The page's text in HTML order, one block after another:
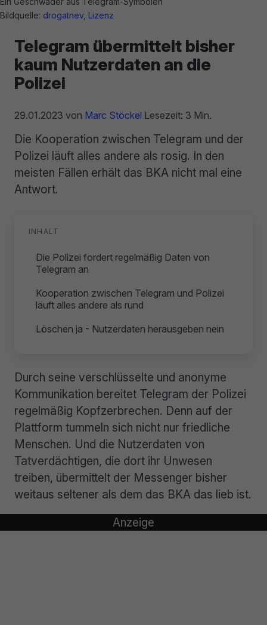
Bildquelle: drogatnev, Lizenz
Telegram übermittelt bisher
kaum Nutzerdaten an die
Polizei
29.01.2023 von Marc Stöckel Lesezeit: 3 Min.
Die Kooperation zwischen Telegram und der
Polizei läuft alles andere als rosig. In den
meisten Fällen erhält das BKA nicht mal eine
Antwort.
INHALT
Die Polizei fordert regelmäßig Daten von
Telegram an
Kooperation zwischen Telegram und Polizei
läuft alles andere als rund
Löschen ja - Nutzerdaten herausgeben nein
Durch seine verschlüsselte und anonyme
Kommunikation bereitet Telegram der Polizei
regelmäßig Kopfzerbrechen. Denn auf der
Plattform tummeln sich nicht nur friedliche
Menschen. Und die Nutzerdaten von
Tatverdächtigen, die dort ihr Unwesen
treiben, übermittelt der Messenger bisher
weitaus seltener als dem das BKA das lieb ist.